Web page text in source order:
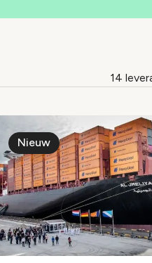
14
Nieuw